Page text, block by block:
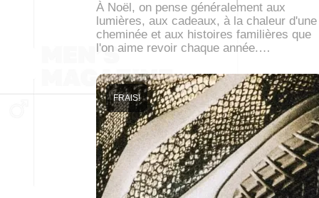
À Noël, on pense généralement aux
lumières, aux cadeaux, à la chaleur d'une
cheminée et aux histoires familières que
l'on aime revoir chaque année.…
FRAIS!